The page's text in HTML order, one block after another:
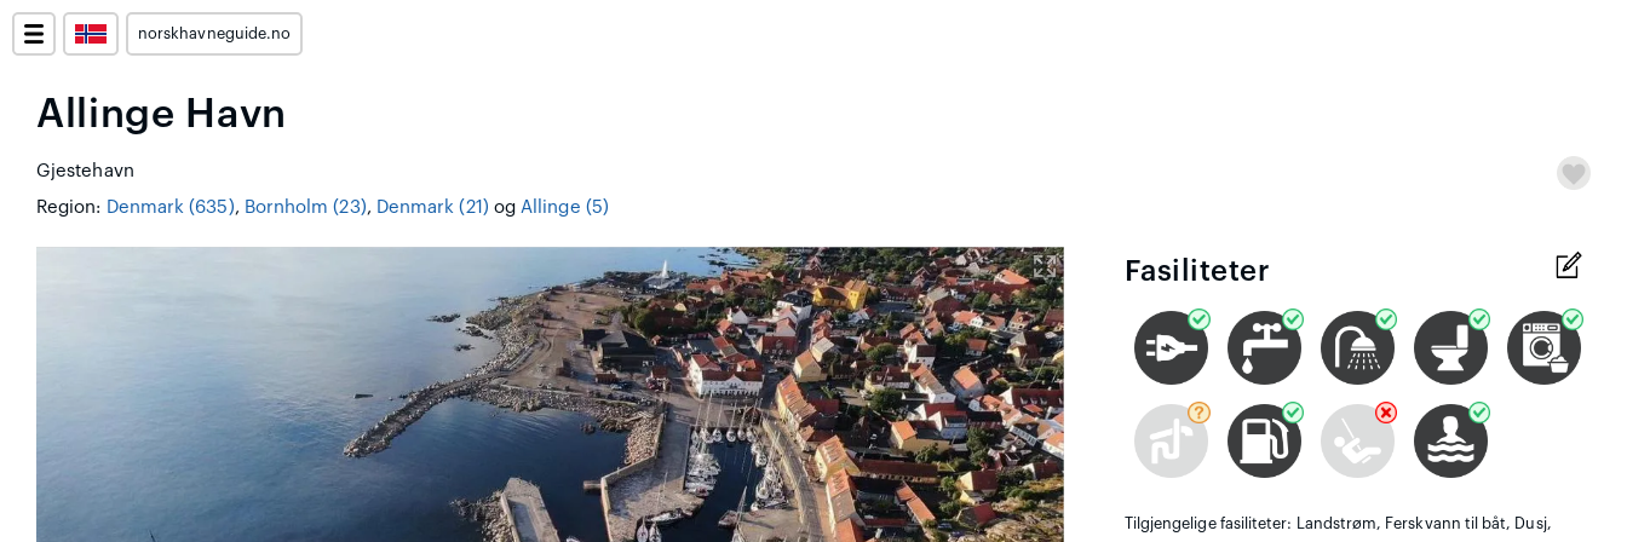
norskhavneguide.no
Allinge Havn
Gjestehavn
Region: Denmark (635), Bornholm (23), Denmark (21) ogAllinge (5)
Fasiliteter
Tilgjengelige fasiliteter: Landstrøm, Ferskvann til båt, Dusj,